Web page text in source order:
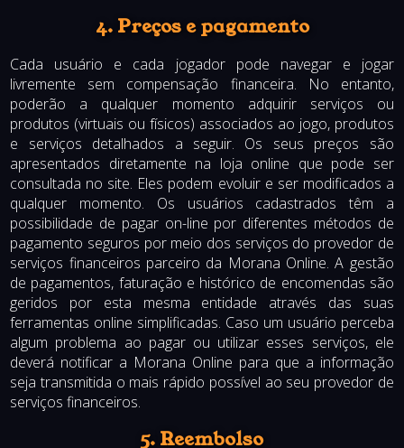
4. Preços e pagamento
Cada usuário e cada jogador pode navegar e jogar
livremente sem compensação financeira. No entanto,
poderão a qualquer momento adquirir serviços ou
produtos (virtuais ou físicos) associados ao jogo, produtos
e serviços detalhados a seguir. Os seus preços são
apresentados diretamente na loja online que pode ser
consultada no site. Eles podem evoluir e ser modificados a
qualquer momento. Os usuários cadastrados têm a
possibilidade de pagar on-line por diferentes métodos de
pagamento seguros por meio dos serviços do provedor de
serviços financeiros parceiro da Morana Online. A gestão
de pagamentos, faturação e histórico de encomendas são
geridos por esta mesma entidade através das suas
ferramentas online simplificadas. Caso um usuário perceba
algum problema ao pagar ou utilizar esses serviços, ele
deverá notificar a Morana Online para que a informação
seja transmitida o mais rápido possível ao seu provedor de
serviços financeiros.
5. Reembolso